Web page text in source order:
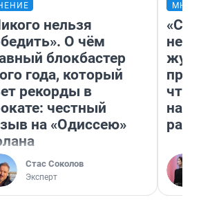
нельзя
О чём
блокбастер
года, который
рекорды в
честный
на «Одиссею»
Стас Соколов
Эксперт
на
ради